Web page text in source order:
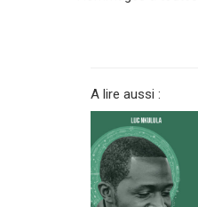
A lire aussi :